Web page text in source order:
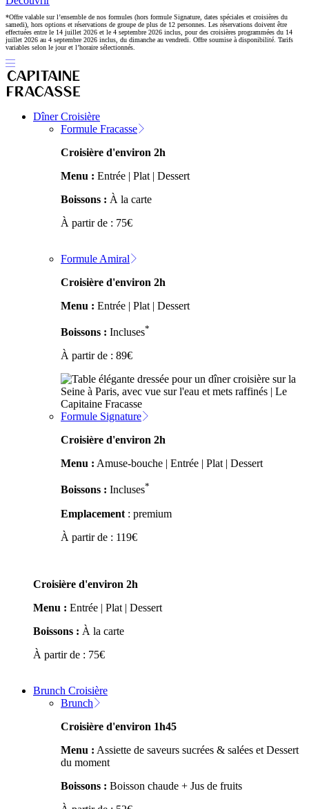
*Offre valable sur l’ensemble de nos formules (hors formule Signature, dates spéciales et croisières du
samedi), hors options et réservations de groupe de plus de 12 personnes. Les réservations doivent être
effectuées entre le 14 juillet 2026 et le 4 septembre 2026 inclus, pour des croisières programmées du 14
juillet 2026 au 4 septembre 2026 inclus, du dimanche au vendredi. Offre soumise à disponibilité. Tarifs
variables selon le jour et l’horaire sélectionnés.
Dîner Croisière
Formule Fracasse
Croisière d'environ 2h
Menu : Entrée | Plat | Dessert
Boissons : À la carte
À partir de : 75€
Formule Amiral
Croisière d'environ 2h
Menu : Entrée | Plat | Dessert
Boissons : Incluses*
À partir de : 89€
Formule Signature
Croisière d'environ 2h
Menu : Amuse-bouche | Entrée | Plat | Dessert
Boissons : Incluses*
Emplacement : premium
À partir de : 119€
Croisière d'environ 2h
Menu : Entrée | Plat | Dessert
Boissons : À la carte
À partir de : 75€
Brunch Croisière
Brunch
Croisière d'environ 1h45
Menu : Assiette de saveurs sucrées & salées et Dessert
du moment
Boissons : Boisson chaude + Jus de fruits